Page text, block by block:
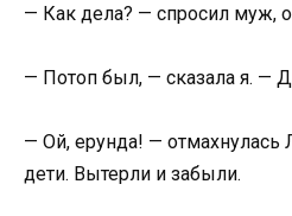
— Как дела? — спросил муж,
— Потоп был, — сказала я. —
— Ой, ерунда! —
дети. Вытерли и забыли.